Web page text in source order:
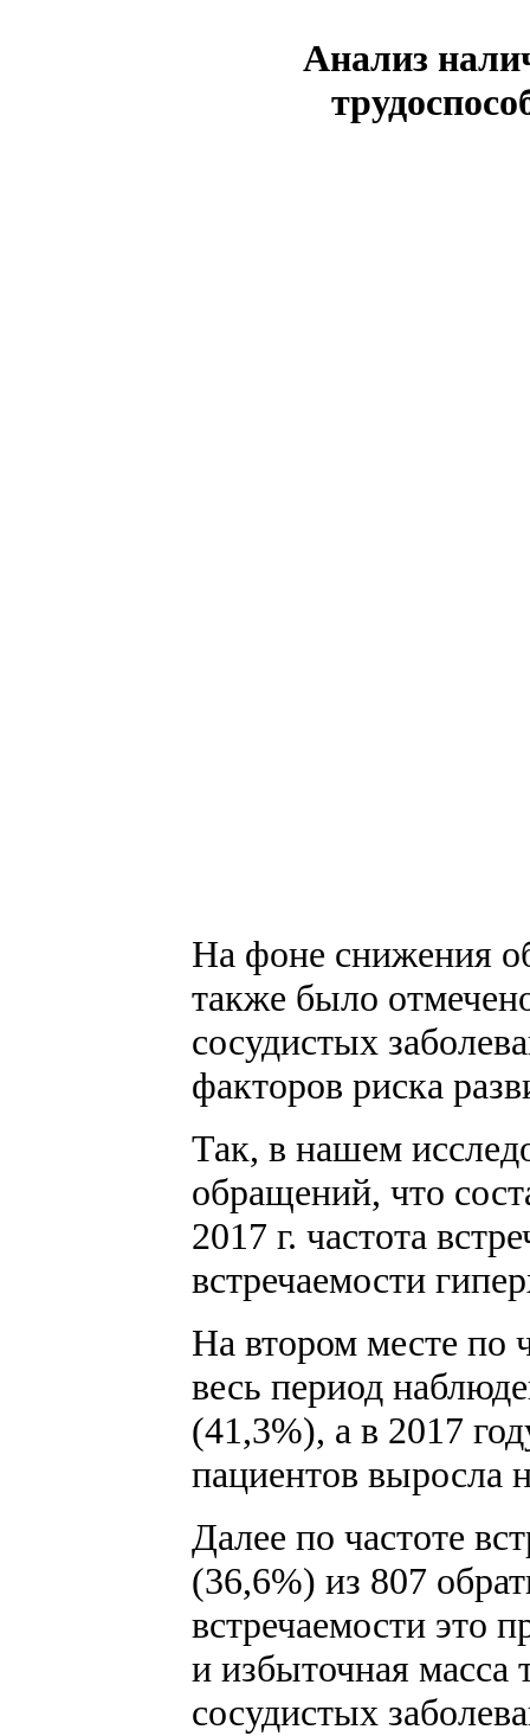
Анализ
На фоне снижения
также было
сосудистых
факторов риска
Так, в нашем
обращений, что
2017 г. частота
встречаемости
На втором месте по
весь период
(41,3%), а в 2017
пациентов выросла
Далее по частоте
(36,6%) из 807
встречаемости это
и избыточная масса
сосудистых